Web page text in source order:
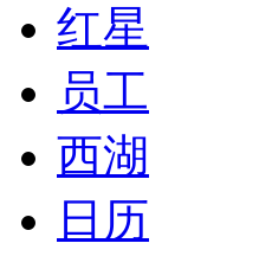
红星
员工
西湖
日历